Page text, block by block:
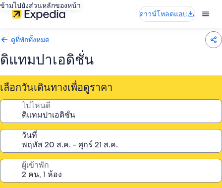
ข้ามไปยังส่วนหลักของหน้า
ดาวน์โหลดแอป
ดูที่พักทั้งหมด
ดิแทมปาเอดิชั่น
เลือกวันเดินทางเพื่อดูราคา
ไปไหนดี
วันที่
ผู้เข้าพัก